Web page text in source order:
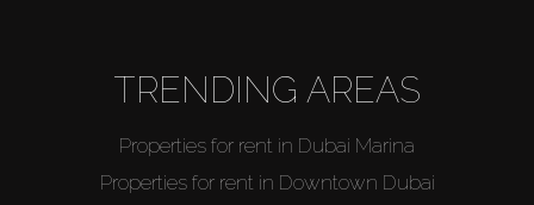
TRENDING AREAS
Properties for rent in Dubai Marina
Properties for rent in Downtown Dubai